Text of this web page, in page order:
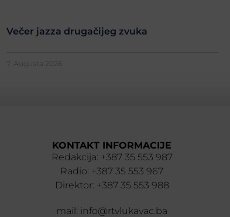
Večer jazza drugačijeg zvuka
7. Augusta 2026.
KONTAKT INFORMACIJE
Redakcija: +387 35 553 987
Radio: +387 35 553 967
Direktor: +387 35 553 988
mail: info@rtvlukavac.ba